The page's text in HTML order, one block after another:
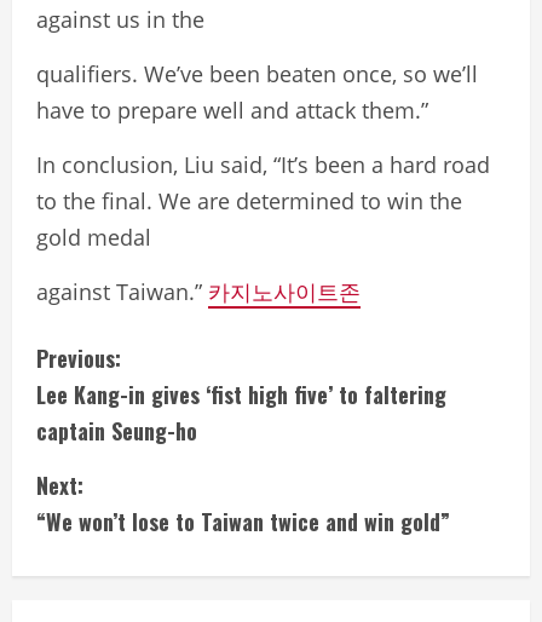
against us in the
qualifiers. We’ve been beaten once, so we’ll
have to prepare well and attack them.”
In conclusion, Liu said, “It’s been a hard road
to the final. We are determined to win the
gold medal
against Taiwan.” 카지노사이트존
C
o
n
t
i
Previous:
Lee Kang-in gives ‘fist high five’ to faltering
captain Seung-ho
Next:
“We won’t lose to Taiwan twice and win gold”